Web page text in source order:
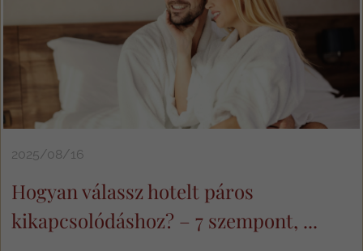
2025/08/16
Hogyan válassz hotelt páros
kikapcsolódáshoz? – 7 szempont, ...